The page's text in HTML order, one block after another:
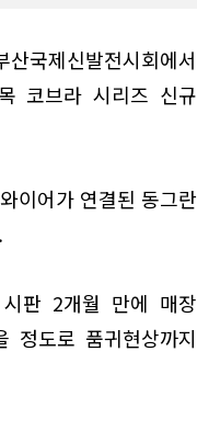
국제신발전시회에서
코브라 시리즈 신규
이어가 연결된 동그란
판 2개월 만에 매장
정도로 품귀현상까지